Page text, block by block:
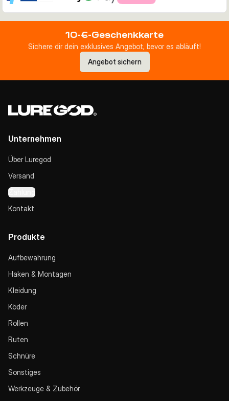
10-€-Geschenkkarte
Sichere dir dein exklusives Angebot, bevor es abläuft!
Angebot sichern
Unternehmen
Über Luregod
Versand
Zahlung
Kontakt
Produkte
Aufbewahrung
Haken & Montagen
Kleidung
Köder
Rollen
Ruten
Schnüre
Sonstiges
Werkzeuge & Zubehör